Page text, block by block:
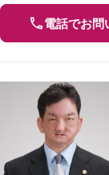
電話でお問